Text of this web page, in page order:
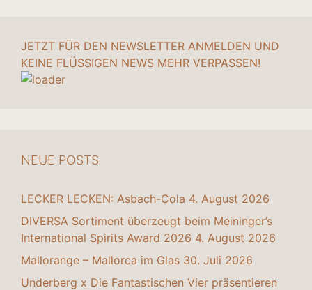
JETZT FÜR DEN NEWSLETTER ANMELDEN UND
KEINE FLÜSSIGEN NEWS MEHR VERPASSEN!
NEUE POSTS
LECKER LECKEN: Asbach-Cola 4. August 2026
DIVERSA Sortiment überzeugt beim Meininger’s
International Spirits Award 2026 4. August 2026
Mallorange – Mallorca im Glas 30. Juli 2026
Underberg x Die Fantastischen Vier präsentieren